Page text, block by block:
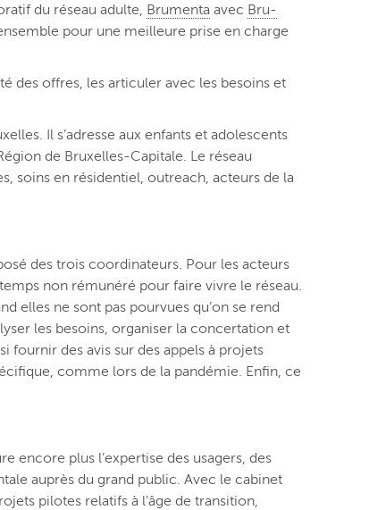
du réseau adulte, Brumenta avec Bru-
pour une meilleure prise en charge
des offres, les articuler avec les besoins et
Il s’adresse aux enfants et adolescents
de Bruxelles-Capitale. Le réseau
soins en résidentiel, outreach, acteurs de la
des trois coordinateurs. Pour les acteurs
non rémunéré pour faire vivre le réseau.
elles ne sont pas pourvues qu’on se rend
les besoins, organiser la concertation et
fournir des avis sur des appels à projets
comme lors de la pandémie. Enfin, ce
encore plus l’expertise des usagers, des
auprès du grand public. Avec le cabinet
pilotes relatifs à l’âge de transition,